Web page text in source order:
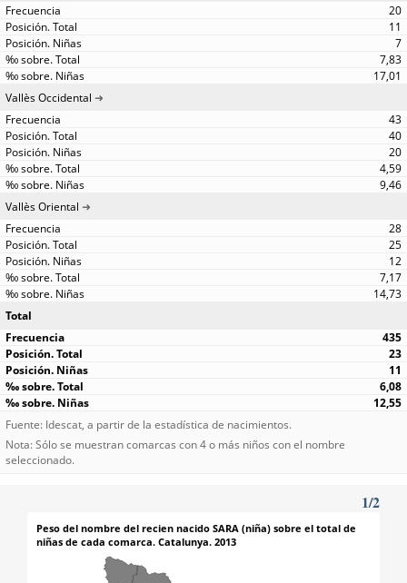
20
11
7
7,83
17,01
Vallès Occidental
43
40
20
4,59
9,46
Vallès Oriental
28
25
12
7,17
14,73
Total
435
23
11
6,08
12,55
Fuente: Idescat, a partir de la estadística de nacimientos.
Nota: Sólo se muestran comarcas con 4 o más niños con el nombre
seleccionado.